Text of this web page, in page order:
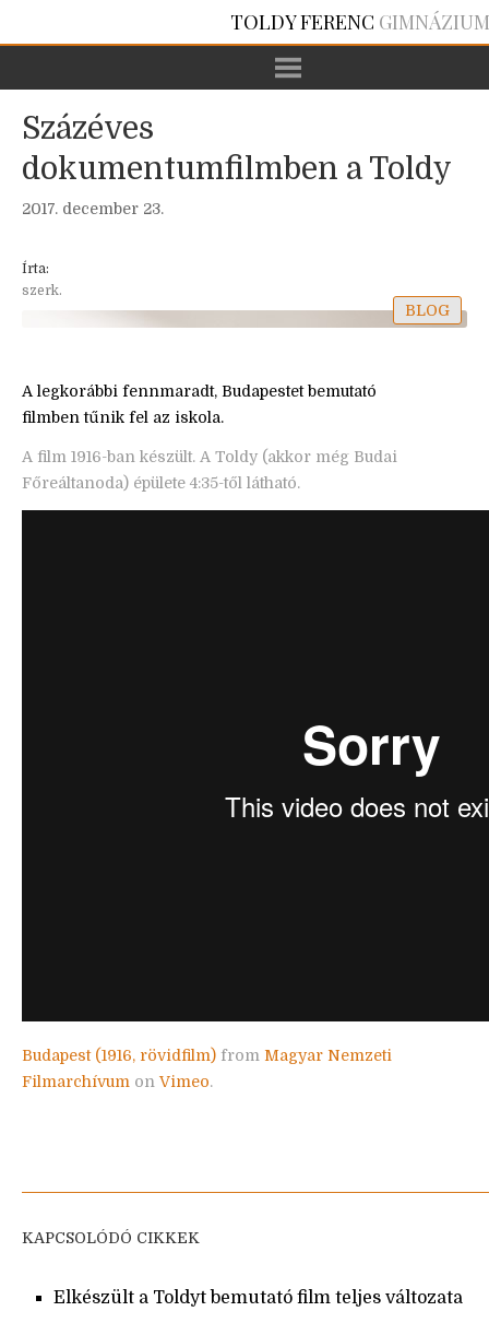
TOLDY FERENC GIMNÁZIUM
Százéves
dokumentumfilmben a Toldy
2017. december 23.
Írta:
szerk.
BLOG
A legkorábbi fennmaradt, Budapestet bemutató
filmben tűnik fel az iskola.
A film 1916-ban készült. A Toldy (akkor még Budai
Főreáltanoda) épülete 4:35-től látható.
Budapest (1916, rövidfilm) from Magyar Nemzeti
Filmarchívum on Vimeo.
KAPCSOLÓDÓ CIKKEK
Elkészült a Toldyt bemutató film teljes változata